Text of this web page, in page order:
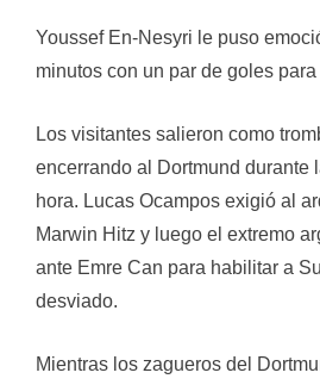
Youssef En-Nesyri le puso
minutos con un par de goles
Los visitantes salieron como
encerrando al Dortmund durante
hora. Lucas Ocampos exigió al
Marwin Hitz y luego el extremo
ante Emre Can para habilitar a
desviado.
Mientras los zagueros del